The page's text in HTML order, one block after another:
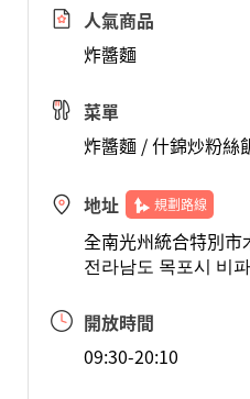
人氣商品
炸醬麵
菜單
炸醬麵 / 什錦炒粉絲
地址 規劃路線
全南光州統合特別
전라남도 목포시 비
開放時間
09:30-20:10